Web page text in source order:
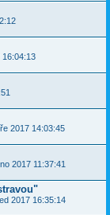
16:04:13
2017 14:03:45
2017 11:37:41
2017 16:35:14